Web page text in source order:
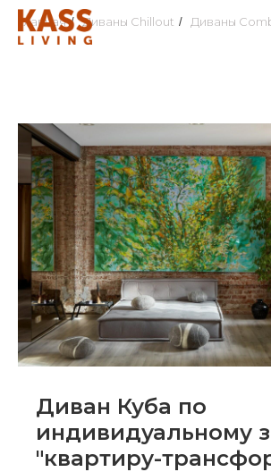
Главная / Диваны Chillout / Диваны
Диван Куба по
индивидуальному
"квартиру-